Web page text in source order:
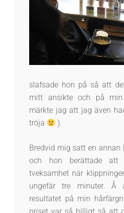
slafsade hon på så att
mitt ansikte och på min
märkte jag att jag även
tröja
).
Bredvid mig satt en annan
och hon berättade att
tveksamhet när
ungefär tre minuter. Å
resultatet på min